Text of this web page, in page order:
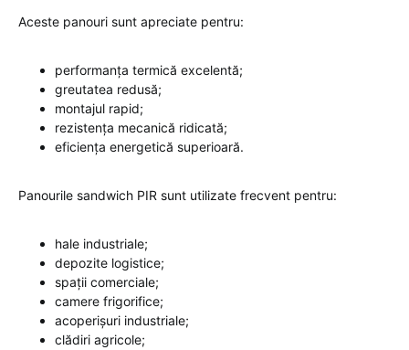
Aceste panouri sunt apreciate pentru:
performanța termică excelentă;
greutatea redusă;
montajul rapid;
rezistența mecanică ridicată;
eficiența energetică superioară.
Panourile sandwich PIR sunt utilizate frecvent pentru:
hale industriale;
depozite logistice;
spații comerciale;
camere frigorifice;
acoperișuri industriale;
clădiri agricole;